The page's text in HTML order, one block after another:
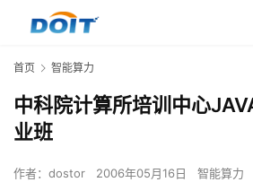
首页 智能算力
中科院计算所培训中心
业班
作者： dostor 2006年05月16日 智能算力